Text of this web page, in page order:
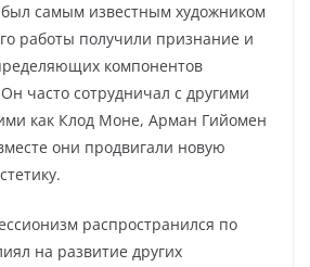
самым известным художником
работы получили признание и
компонентов
часто сотрудничал с другими
как Клод Моне, Арман Гийомен
они продвигали новую
распространился по
на развитие других